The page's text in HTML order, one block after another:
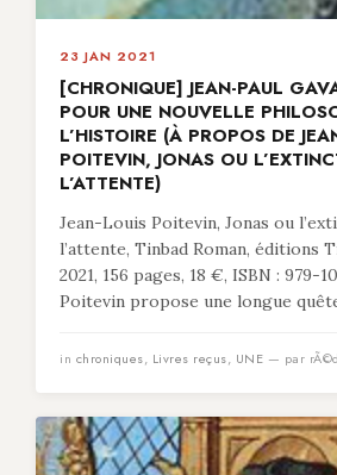
23 JAN 2021
[CHRONIQUE] JEAN-PAUL
POUR UNE NOUVELLE
L’HISTOIRE (À PROPOS DE
POITEVIN, JONAS OU
L’ATTENTE)
Jean-Louis Poitevin, Jonas ou
l’attente, Tinbad Roman, éditions
2021, 156 pages, 18 €, ISBN : 979-
Poitevin propose une longue
in chroniques, Livres reçus, UNE — par